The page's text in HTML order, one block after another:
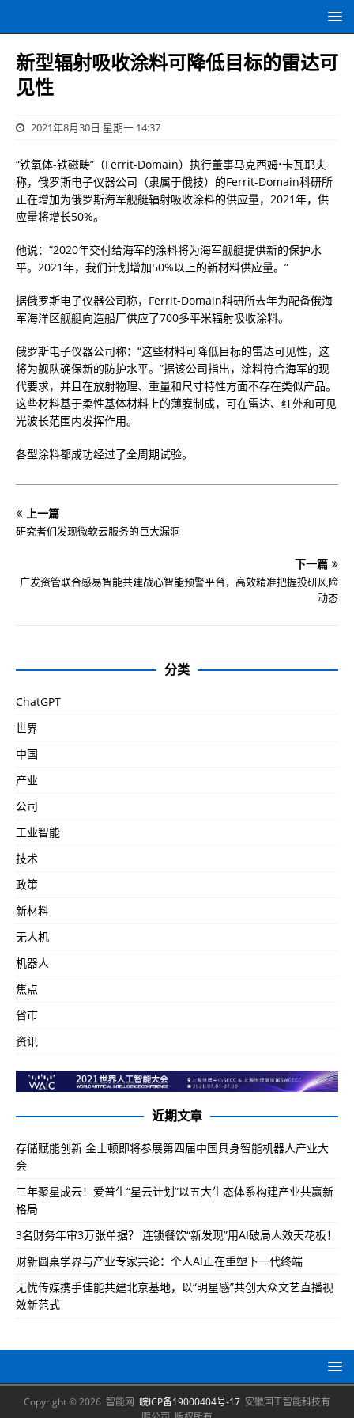
新型辐射吸收涂料可降低目标的雷达可
见性
2021年8月30日 星期一 14:37
“铁氧体-铁磁畴”（Ferrit-Domain）执行董事马克西姆•卡瓦耶夫
称，俄罗斯电子仪器公司（隶属于俄技）的Ferrit-Domain科研所
正在增加为俄罗斯海军舰艇辐射吸收涂料的供应量，2021年，供
应量将增长50%。
他说：“2020年交付给海军的涂料将为海军舰艇提供新的保护水
平。2021年，我们计划增加50%以上的新材料供应量。”
据俄罗斯电子仪器公司称，Ferrit-Domain科研所去年为配备俄海
军海洋区舰艇向造船厂供应了700多平米辐射吸收涂料。
俄罗斯电子仪器公司称：“这些材料可降低目标的雷达可见性，这
将为舰队确保新的防护水平。”据该公司指出，涂料符合海军的现
代要求，并且在放射物理、重量和尺寸特性方面不存在类似产品。
这些材料基于柔性基体材料上的薄膜制成，可在雷达、红外和可见
光波长范围内发挥作用。
各型涂料都成功经过了全周期试验。
上一篇
研究者们发现微软云服务的巨大漏洞
下一篇
广发资管联合感易智能共建战心智能预警平台，高效精准把握投研风险
动态
分类
ChatGPT
世界
中国
产业
公司
工业智能
技术
政策
新材料
无人机
机器人
焦点
省市
资讯
近期文章
存储赋能创新 金士顿即将参展第四届中国具身智能机器人产业大
会
三年聚星成云！爱普生“星云计划”以五大生态体系构建产业共赢新
格局
3名财务年审3万张单据？ 连锁餐饮“新发现”用AI破局人效天花板！
财新圆桌学界与产业专家共论：个人AI正在重塑下一代终端
无忧传媒携手佳能共建北京基地，以“明星感”共创大众文艺直播视
效新范式
Copyright © 2026 智能网 皖ICP备19000404号-17 安徽国工智能科技有